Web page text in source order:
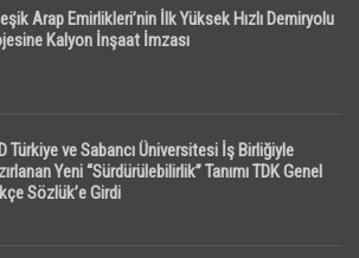
Arap Emirlikleri’nin İlk Yüksek Hızlı Demiryolu
Kalyon İnşaat İmzası
Türkiye ve Sabancı Üniversitesi İş Birliğiyle
Yeni “Sürdürülebilirlik” Tanımı TDK Genel
Sözlük’e Girdi